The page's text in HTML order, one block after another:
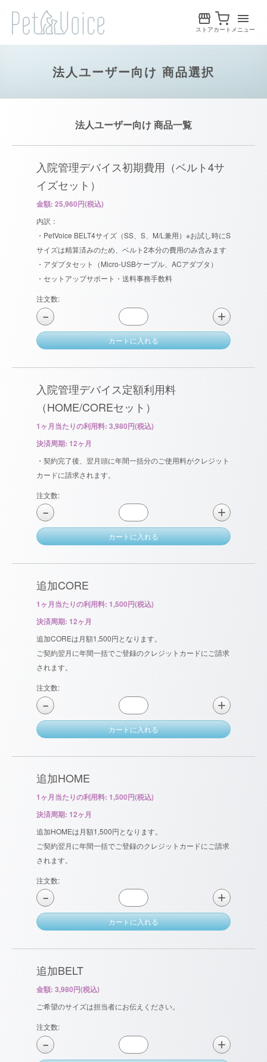
ストアカート メニュー
法人ユーザー向け 商品選択
法人ユーザー向け 商品一覧
入院管理デバイス初期費用（ベルト4サ
イズセット）
金額: 25,960円(税込)
内訳：
・PetVoice BELT4サイズ（SS、S、M/L兼用）※お試し時にS
サイズは精算済みのため、ベルト2本分の費用のみ含みます
・アダプタセット（Micro-USBケーブル、ACアダプタ）
・セットアップサポート・送料事務手数料
注文数:
− ＋
カートに入れる
入院管理デバイス定額利用料
（HOME/COREセット）
1ヶ月当たりの利用料: 3,980円(税込)
決済周期: 12ヶ月
・契約完了後、翌月頭に年間一括分のご使用料がクレジット
カードに請求されます。
注文数:
− ＋
カートに入れる
追加CORE
1ヶ月当たりの利用料: 1,500円(税込)
決済周期: 12ヶ月
追加COREは月額1,500円となります。
ご契約翌月に年間一括でご登録のクレジットカードにご請求
されます。
注文数:
− ＋
カートに入れる
追加HOME
1ヶ月当たりの利用料: 1,500円(税込)
決済周期: 12ヶ月
追加HOMEは月額1,500円となります。
ご契約翌月に年間一括でご登録のクレジットカードにご請求
されます。
注文数:
− ＋
カートに入れる
追加BELT
金額: 3,980円(税込)
ご希望のサイズは担当者にお伝えください。
注文数:
− ＋